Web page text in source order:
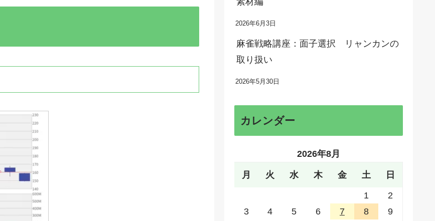
2026年6月3日
麻雀戦略講座：面子選択 リャンカンの
取り扱い
2026年5月30日
カレンダー
2026年8月
月 火 水 木 金 土 日
1
2
3
4 5 6 7 8
9